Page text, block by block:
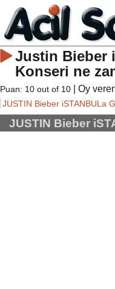
Justin Bieber
Konseri ne
Puan: 10 out of 10 | Oy
JUSTIN Bieber iSTANBULa
JUSTIN Bieber